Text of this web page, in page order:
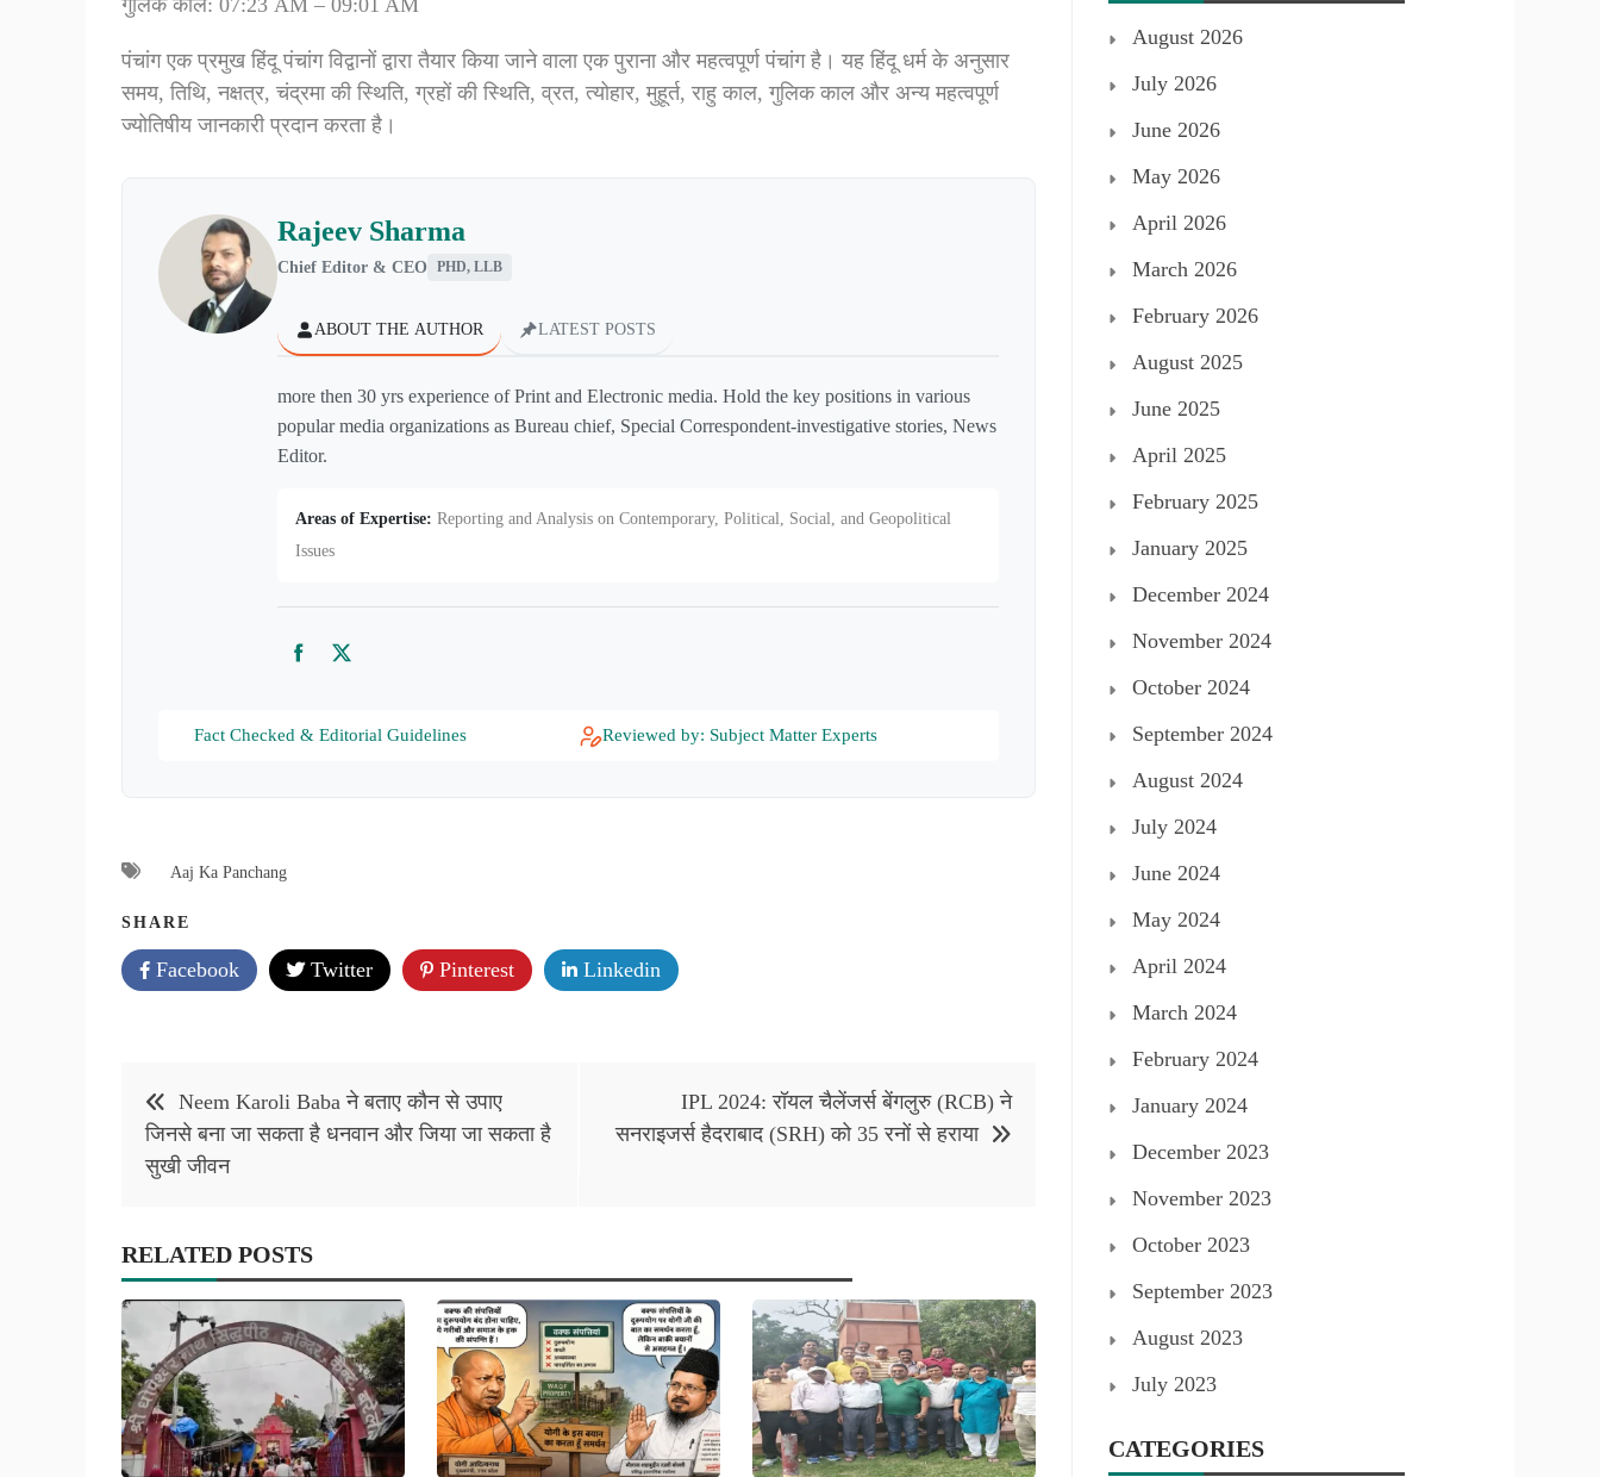
पंचांग एक प्रमुख हिंदू पंचांग विद्वानों द्वारा तैयार किया जाने वाला एक पुराना और महत्वपूर्ण पंचांग है। यह हिंदू धर्म के अनुसार
समय, तिथि, नक्षत्र, चंद्रमा की स्थिति, ग्रहों की स्थिति, व्रत, त्योहार, मुहूर्त, राहु काल, गुलिक काल और अन्य महत्वपूर्ण
ज्योतिषीय जानकारी प्रदान करता है।
Rajeev Sharma
Chief Editor & CEO PHD, LLB
ABOUT THE AUTHOR LATEST POSTS
more then 30 yrs experience of Print and Electronic media. Hold the key positions in various
popular media organizations as Bureau chief, Special Correspondent-investigative stories, News
Editor.
Areas of Expertise: Reporting and Analysis on Contemporary, Political, Social, and Geopolitical
Issues
FacebookTwitter
Fact Checked & Editorial Guidelines Reviewed by: Subject Matter Experts
Aaj Ka Panchang
SHARE
Facebook Twitter Pinterest Linkedin
Post
navigation
Neem Karoli Baba ने बताए कौन से उपाए
जिनसे बना जा सकता है धनवान और जिया जा सकता है
सुखी जीवन
IPL 2024: रॉयल चैलेंजर्स बेंगलुरु (RCB) ने
सनराइजर्स हैदराबाद (SRH) को 35 रनों से हराया
RELATED POSTS
August 2026
July 2026
June 2026
May 2026
April 2026
March 2026
February 2026
August 2025
June 2025
April 2025
February 2025
January 2025
December 2024
November 2024
October 2024
September 2024
August 2024
July 2024
June 2024
May 2024
April 2024
March 2024
February 2024
January 2024
December 2023
November 2023
October 2023
September 2023
August 2023
July 2023
CATEGORIES